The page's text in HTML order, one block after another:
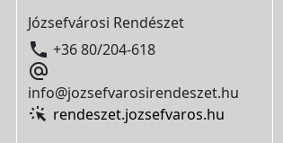
Józsefvárosi Rendészet
 +36 80/204-618

info@jozsefvarosirendeszet.hu
rendeszet.jozsefvaros.hu